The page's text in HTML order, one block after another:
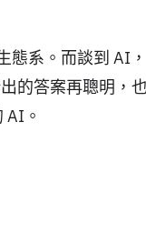
態系。而談到 AI
的答案再聰明，
。